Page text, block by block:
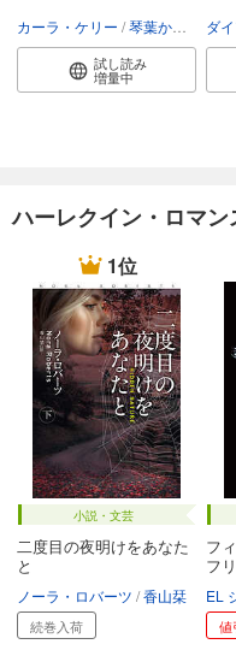
カーラ・ケリー 琴葉かいら
試し読み
増量中
ダ
ハーレクイン・ロマ
1位
小説・文芸
二度目の夜明けをあなた
と
ノーラ・ロバーツ 香山栞
続巻入荷
フ
フ
EL
値